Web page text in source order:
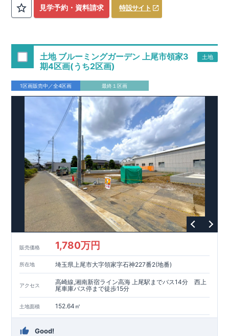
【アクセス】 東武東上線「新河岸」駅まで
「上福岡
で
ー川越藤間店約620m(徒歩8分)
【この物件のおすすめPOINT】
-住みやすさ重視の設計・設備-​◆
全棟駐車スペースは並列2台分
◆ ライフステージの変化に伴い４LDKへ間取りの変更が可
能（別途有償） ◆キッチンに隣接したパントリーは収納力と家
事動線を確保◎（1号棟）​◆ランドリー収納のほか、リビン
グ・廊下にも収納スペースを設計（3号棟）
04-2903-6262
定休日：火・水 営業時間 9：30～18：30​ ​
スマートフォンで見やすい特設サイトはこちら
https://www.e-blooming.com/bukken/52375018/
見学予約・資料請求 特設サイト
土地 ブルーミングガーデン 上尾市領家3
期4区画(うち2区画)
土地
1区画販売中／全4区画 最終１区画
販売価格 1,780万円
所在地 埼玉県上尾市大字領家字石神227番2(地番)
アクセス
高崎線,湘南新宿ライン高海 上尾駅までバス14分 西上
尾車庫バス停まで徒歩15分
土地面積 152.64㎡
Good!